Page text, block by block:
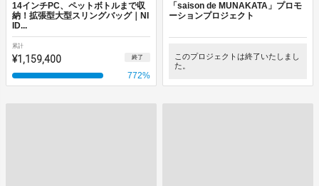
14インチPC、ペットボトルまで収
納！拡張型大型スリングバッグ｜NI
ID...
累計
¥1,159,400 終了
772%
「saison de MUNAKATA」プロモ
ーションプロジェクト
このプロジェクトは終了いたしまし
た。